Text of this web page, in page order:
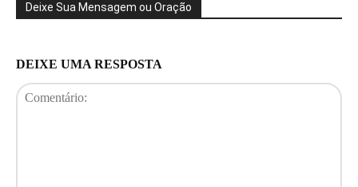
Deixe Sua Mensagem ou Oração
DEIXE UMA RESPOSTA